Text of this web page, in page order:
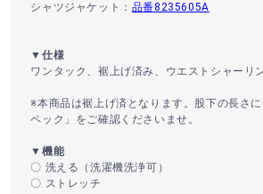
シャツジャケット： 品番8235605A
▼仕様
ワンタック、裾上げ済み、ウエストシャーリ
※本商品は裾上げ済となります。股下の長さ
ペック」をご確認くださいませ。
▼機能
〇 洗える（洗濯機洗浄可）
〇 ストレッチ